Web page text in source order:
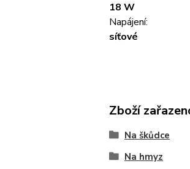
18 W
Napájení:
síťové
Zboží
Na škůdce
Na hmyz